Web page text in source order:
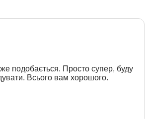
подобається. Просто супер, буду
Всього вам хорошого.